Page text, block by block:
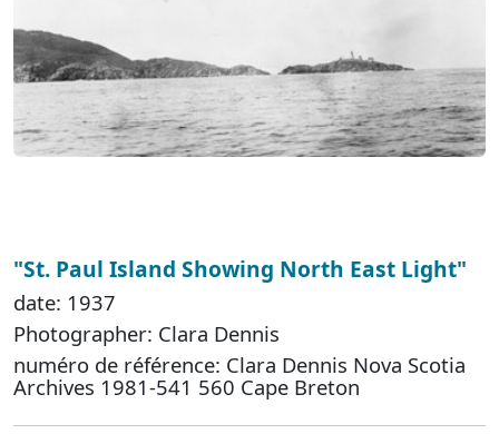
"St. Paul Island Showing North East Light"
date: 1937
Photographer: Clara Dennis
numéro de référence: Clara Dennis Nova Scotia
Archives 1981-541 560 Cape Breton